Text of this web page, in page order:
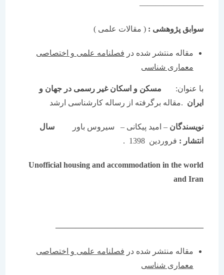
————————
سوابق پژوهشی :( مقالات علمی )
مقاله منتشر شده درفصلنامه علمی و اختصاصی
معماری شناسی
با عنوان:مسکن و اسکان غیر رسمی در جهان و
.مقاله برگرفته از رساله کارشناسی ارشد
نویسندگان– امید پیکانی – سیروس باور
انتشار :فروردین 1398 .
Unofficial housing and accommodation in the world
and Iran
——————————————————–
مقاله منتشر شده درفصلنامه علمی و اختصاصی
معماری شناسی